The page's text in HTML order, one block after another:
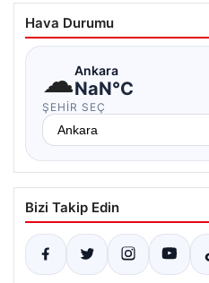
Hava Durumu
☁Ankara
NaN°C
ŞEHIR SEÇ
Bizi Takip Edin